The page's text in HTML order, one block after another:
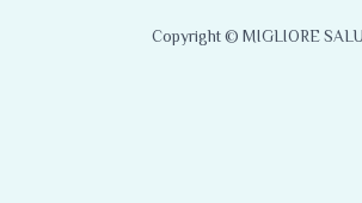
Copyright © MIGLIORE